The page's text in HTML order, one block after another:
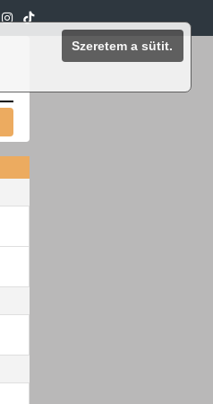
Szeretem a sütit.